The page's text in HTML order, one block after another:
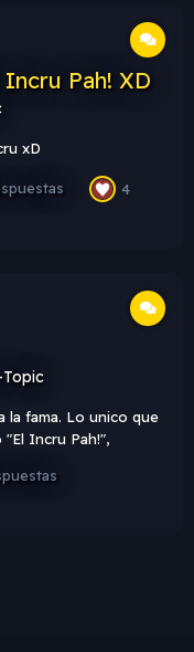
Pah! XD
xD
4
la fama. Lo unico que
Incru Pah!",
gente!